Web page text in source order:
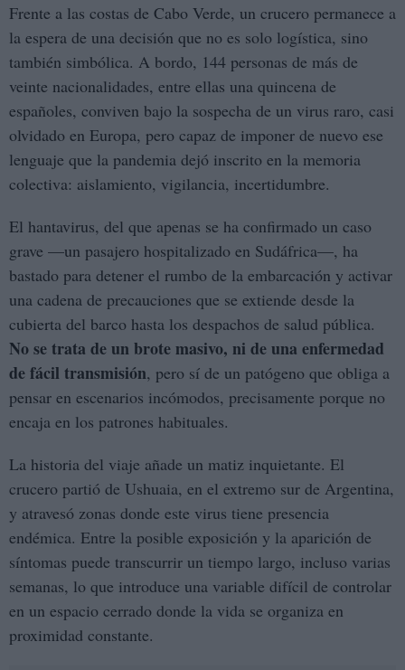
Frente a las costas de Cabo Verde, un crucero permanece a
la espera de una decisión que no es solo logística, sino
también simbólica. A bordo, 144 personas de más de
veinte nacionalidades, entre ellas una quincena de
españoles, conviven bajo la sospecha de un virus raro, casi
olvidado en Europa, pero capaz de imponer de nuevo ese
lenguaje que la pandemia dejó inscrito en la memoria
colectiva: aislamiento, vigilancia, incertidumbre.
El hantavirus, del que apenas se ha confirmado un caso
grave —un pasajero hospitalizado en Sudáfrica—, ha
bastado para detener el rumbo de la embarcación y activar
una cadena de precauciones que se extiende desde la
cubierta del barco hasta los despachos de salud pública.
No se trata de un brote masivo, ni de una enfermedad
de fácil transmisión, pero sí de un patógeno que obliga a
pensar en escenarios incómodos, precisamente porque no
encaja en los patrones habituales.
La historia del viaje añade un matiz inquietante. El
crucero partió de Ushuaia, en el extremo sur de Argentina,
y atravesó zonas donde este virus tiene presencia
endémica. Entre la posible exposición y la aparición de
síntomas puede transcurrir un tiempo largo, incluso varias
semanas, lo que introduce una variable difícil de controlar
en un espacio cerrado donde la vida se organiza en
proximidad constante.